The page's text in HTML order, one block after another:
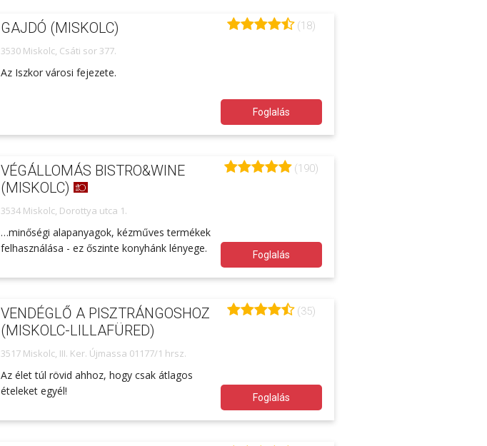
GAJDÓ (MISKOLC)
3530 Miskolc, Csáti sor 377.
Az Iszkor városi fejezete.
(18)
Foglalás
VÉGÁLLOMÁS BISTRO&WINE
(MISKOLC)
3534 Miskolc, Dorottya utca 1.
…minőségi alapanyagok, kézműves termékek
felhasználása - ez őszinte konyhánk lényege.
(190)
Foglalás
VENDÉGLŐ A PISZTRÁNGOSHOZ
(MISKOLC-LILLAFÜRED)
3517 Miskolc, III. Ker. Újmassa 01177/1 hrsz.
Az élet túl rövid ahhoz, hogy csak átlagos
ételeket egyél!
(35)
Foglalás